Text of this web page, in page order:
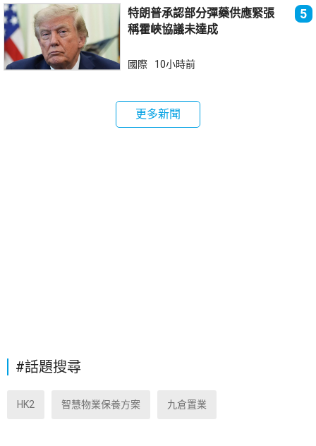
特朗普承認部分彈藥供應緊張
稱霍峽協議未達成
5
國際 10小時前
更多新聞
#話題搜尋
HK2 智慧物業保養方案 九倉置業